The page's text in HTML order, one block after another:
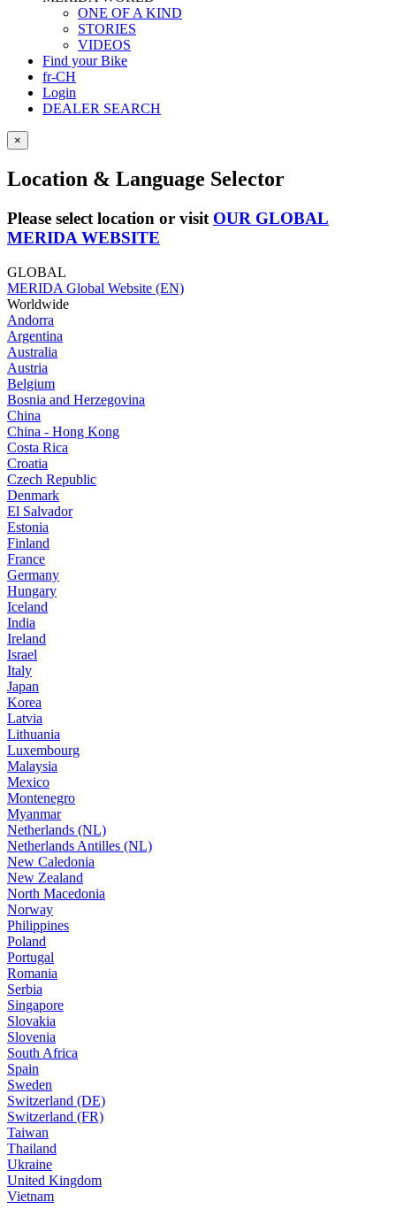
ONE OF A KIND
STORIES
VIDEOS
Find your Bike
fr-CH
Login
DEALER SEARCH
×
Location & Language Selector
Please select location or visit OUR GLOBAL
MERIDA WEBSITE
GLOBAL
MERIDA Global Website (EN)
Worldwide
Andorra
Argentina
Australia
Austria
Belgium
Bosnia and Herzegovina
China
China - Hong Kong
Costa Rica
Croatia
Czech Republic
Denmark
El Salvador
Estonia
Finland
France
Germany
Hungary
Iceland
India
Ireland
Israel
Italy
Japan
Korea
Latvia
Lithuania
Luxembourg
Malaysia
Mexico
Montenegro
Myanmar
Netherlands (NL)
Netherlands Antilles (NL)
New Caledonia
New Zealand
North Macedonia
Norway
Philippines
Poland
Portugal
Romania
Serbia
Singapore
Slovakia
Slovenia
South Africa
Spain
Sweden
Switzerland (DE)
Switzerland (FR)
Taiwan
Thailand
Ukraine
United Kingdom
Vietnam